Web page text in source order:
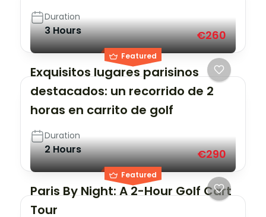
Duration
3 Hours
Featured
€260
Exquisitos lugares parisinos
destacados: un recorrido de 2
horas en carrito de golf
Duration
2 Hours
Featured
€290
Paris By Night: A 2-Hour Golf Cart
Tour